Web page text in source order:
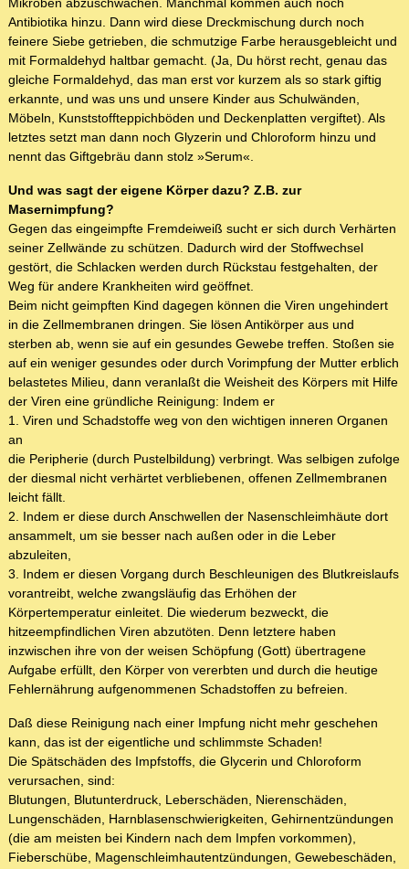
Mikroben abzuschwächen. Manchmal kommen auch noch
Antibiotika hinzu. Dann wird diese Dreckmischung durch noch
feinere Siebe getrieben, die schmutzige Farbe herausgebleicht und
mit Formaldehyd haltbar gemacht. (Ja, Du hörst recht, genau das
gleiche Formaldehyd, das man erst vor kurzem als so stark giftig
erkannte, und was uns und unsere Kinder aus Schulwänden,
Möbeln, Kunststoffteppichböden und Deckenplatten vergiftet). Als
letztes setzt man dann noch Glyzerin und Chloroform hinzu und
nennt das Giftgebräu dann stolz »Serum«.
Und was sagt der eigene Körper dazu? Z.B. zur
Masernimpfung?
Gegen das eingeimpfte Fremdeiweiß sucht er sich durch Verhärten
seiner Zellwände zu schützen. Dadurch wird der Stoffwechsel
gestört, die Schlacken werden durch Rückstau festgehalten, der
Weg für andere Krankheiten wird geöffnet.
Beim nicht geimpften Kind dagegen können die Viren ungehindert
in die Zellmembranen dringen. Sie lösen Antikörper aus und
sterben ab, wenn sie auf ein gesundes Gewebe treffen. Stoßen sie
auf ein weniger gesundes oder durch Vorimpfung der Mutter erblich
belastetes Milieu, dann veranlaßt die Weisheit des Körpers mit Hilfe
der Viren eine gründliche Reinigung: Indem er
1. Viren und Schadstoffe weg von den wichtigen inneren Organen
an
die Peripherie (durch Pustelbildung) verbringt. Was selbigen zufolge
der diesmal nicht verhärtet verbliebenen, offenen Zellmembranen
leicht fällt.
2. Indem er diese durch Anschwellen der Nasenschleimhäute dort
ansammelt, um sie besser nach außen oder in die Leber
abzuleiten,
3. Indem er diesen Vorgang durch Beschleunigen des Blutkreislaufs
vorantreibt, welche zwangsläufig das Erhöhen der
Körpertemperatur einleitet. Die wiederum bezweckt, die
hitzeempfindlichen Viren abzutöten. Denn letztere haben
inzwischen ihre von der weisen Schöpfung (Gott) übertragene
Aufgabe erfüllt, den Körper von vererbten und durch die heutige
Fehlernährung aufgenommenen Schadstoffen zu befreien.
Daß diese Reinigung nach einer Impfung nicht mehr geschehen
kann, das ist der eigentliche und schlimmste Schaden!
Die Spätschäden des Impfstoffs, die Glycerin und Chloroform
verursachen, sind:
Blutungen, Blutunterdruck, Leberschäden, Nierenschäden,
Lungenschäden, Harnblasenschwierigkeiten, Gehirnentzündungen
(die am meisten bei Kindern nach dem Impfen vorkommen),
Fieberschübe, Magenschleimhautentzündungen, Gewebeschäden,